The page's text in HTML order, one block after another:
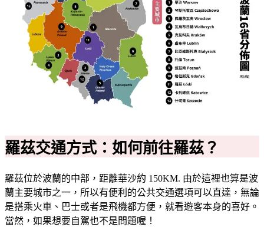
羅茲交通方式：如何前往羅茲？
羅茲位於波蘭的中部，距離華沙約 150KM. 由於這裡也算是波
蘭主要城市之一，所以有便利的公共交通選項可以直達，無論
是搭乘火車、巴士或者是飛機都方便，就看遊客本身的喜好。
當然，如果想要自駕也不是問題喔！